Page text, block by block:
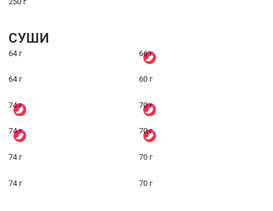
СУШИ
64 г 66 г
64 г 60 г
74 г 70 г
74 г 70 г
74 г 70 г
74 г 70 г